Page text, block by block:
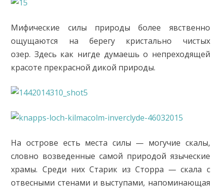
Мифические силы природы более явственно
ощущаются на берегу кристально чистых
озер. Здесь как нигде думаешь о непреходящей
красоте прекрасной дикой природы.
На острове есть места силы — могучие скалы,
словно возведенные самой природой языческие
храмы. Среди них Старик из Сторра — скала с
отвесными стенами и выступами, напоминающая